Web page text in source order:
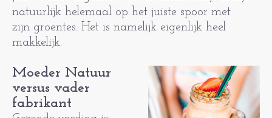
natuurlijk helemaal op het juiste spoor met
zijn groentes. Het is namelijk eigenlijk heel
makkelijk.
Moeder Natuur
versus vader
fabrikant